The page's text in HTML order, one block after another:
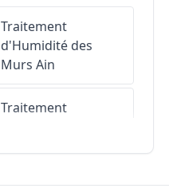
Traitement
d'Humidité des
Murs Ain
Traitement
Traitement